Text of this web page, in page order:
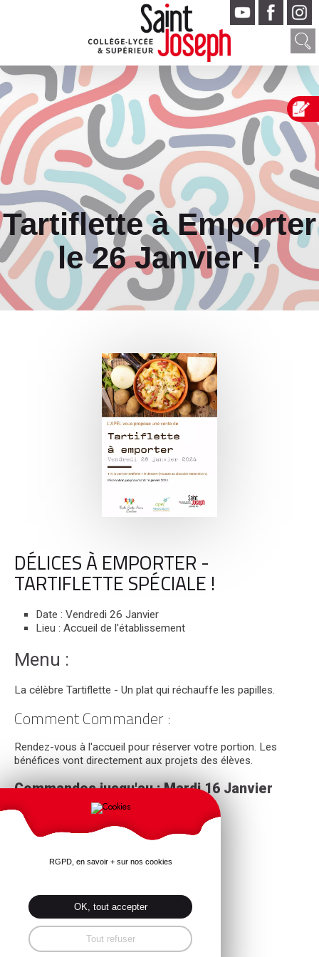
Tartiflette à Emporter
le 26 Janvier !
DÉLICES À EMPORTER -
TARTIFLETTE SPÉCIALE !
Date : Vendredi 26 Janvier
Lieu : Accueil de l'établissement
Menu :
La célèbre Tartiflette - Un plat qui réchauffe les papilles.
Comment Commander :
Rendez-vous à l'accueil pour réserver votre portion. Les
bénéfices vont directement aux projets des élèves.
Commandes jusqu'au : Mardi 16 Janvier
Ne tardez pas, les quantités sont limitées.
voisins,
tous les amateurs de comfort food !
RGPD, en savoir + sur nos cookies
OK, tout accepter
Tout refuser